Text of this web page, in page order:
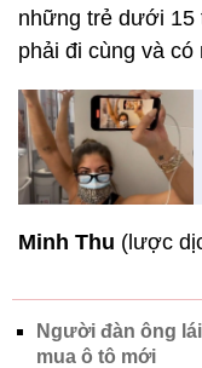
những trẻ dưới 15
phải đi cùng và có
Minh Thu (lược
Người đàn ông
mua ô tô mới